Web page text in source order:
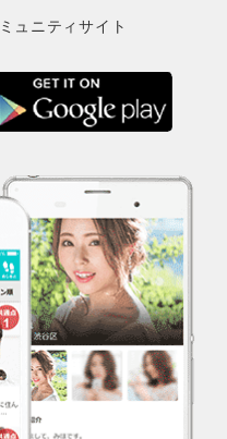
ュニティサイト